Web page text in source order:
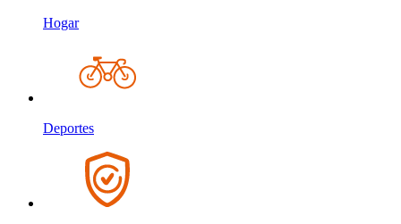
Hogar
Deportes